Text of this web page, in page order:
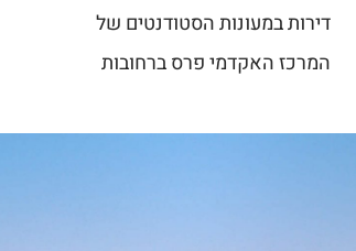
דירות במעונות הסטודנטים של
המרכז האקדמי פרס ברחובות